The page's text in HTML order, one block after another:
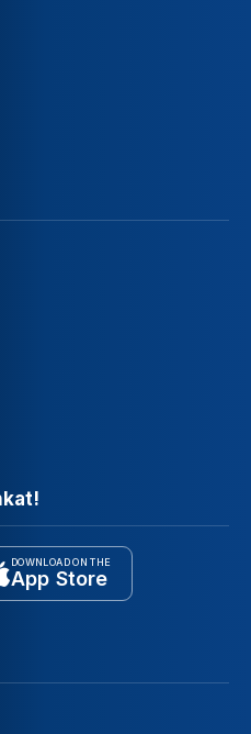
DOWNLOAD ON THE
App Store